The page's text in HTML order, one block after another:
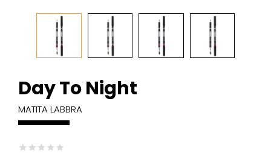
Day To Night
MATITA LABBRA